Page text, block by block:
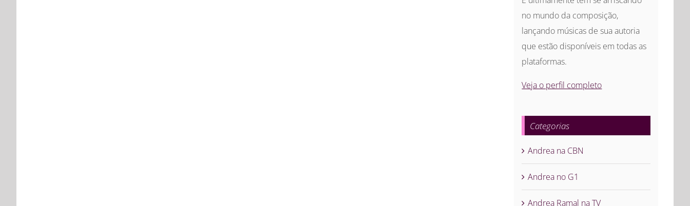
no mundo da composição,
lançando músicas de sua autoria
que estão disponíveis em todas as
plataformas.
Veja o perfil completo
Categorias
Andrea na CBN
Andrea no G1
Andrea Ramal na TV